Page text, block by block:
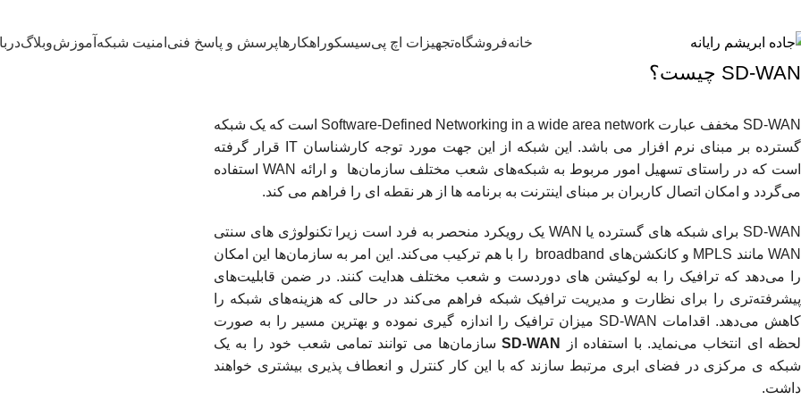
خانهفروشگاهتجهیزات اچ پیسیسکوراهکارهاپرسش و پاسخ فنی امنیت شبکه آموزشوبلاگ
SD-WAN چیست؟
SD-WAN مخفف عبارت Software-Defined Networking in a wide area network است که یک شبکه
گسترده بر مبنای نرم افزار می باشد. این شبکه از این جهت مورد توجه کارشناسان IT قرار گرفته
است که در راستای تسهیل امور مربوط به شبکه‌های شعب مختلف سازمان‌ها و ارائه WAN استفاده
می‌گردد و امکان اتصال کاربران بر مبنای اینترنت به برنامه ها از هر نقطه ای را فراهم می کند.
SD-WAN برای شبکه های گسترده یا WAN یک رویکرد منحصر به فرد است زیرا تکنولوژی های سنتی
WAN مانند MPLS و کانکشن‌های broadband را با هم ترکیب می‌کند. این امر به سازمان‌ها این امکان
را می‌دهد که ترافیک را به لوکیشن های دوردست و شعب مختلف هدایت کنند. در ضمن قابلیت‌های
پیشرفته‌تری را برای نظارت و مدیریت ترافیک شبکه فراهم می‌کند در حالی که هزینه‌های شبکه را
کاهش می‌دهد. اقدامات SD-WAN میزان ترافیک را اندازه گیری نموده و بهترین مسیر را به صورت
لحظه ای انتخاب می‌نماید. با استفاده از
SD-WANسازمان‌ها می توانند تمامی شعب خود را به یک
شبکه ی مرکزی در فضای ابری مرتبط سازند که با این کار کنترل و انعطاف پذیری بیشتری خواهند
داشت.